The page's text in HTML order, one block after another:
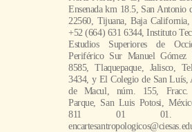
Ensenada km 18.5, San Antonio
22560, Tijuana, Baja
+52 (664) 631 6344, Instituto
Estudios Superiores de
Periférico Sur Manuel Gómez
8585, Tlaquepaque, Jalisco,
3434, y El Colegio de San Luís,
de Macul, núm. 155, Fracc.
Parque, San Luis Potosi,
811 01 01.